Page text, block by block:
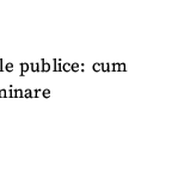
publice: cum